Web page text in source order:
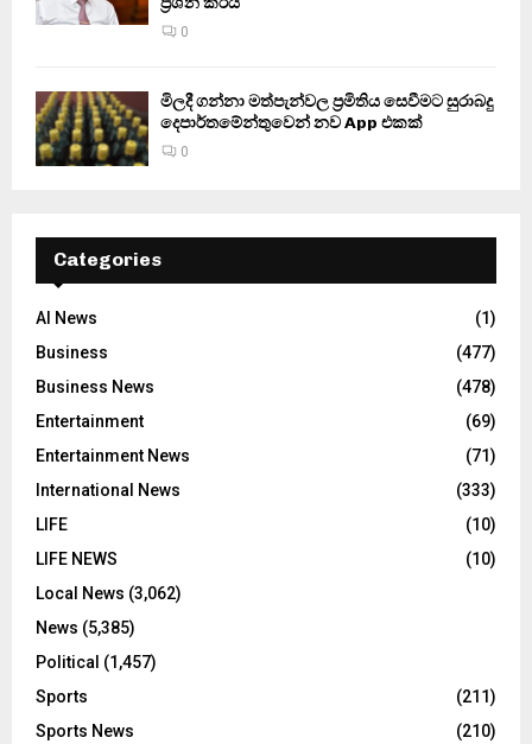
0
මිලදී ගන්නා මත්පැන්වල ප්‍රමිතිය සෙවීමට සුරාබදු
දෙපාර්තමේන්තුවෙන් නව App එකක්
0
Categories
AI News
(1)
Business
(477)
Business News
(478)
Entertainment
(69)
Entertainment News
(71)
International News
(333)
LIFE
(10)
LIFE NEWS
(10)
Local News (3,062)
News (5,385)
Political (1,457)
Sports
(211)
Sports News
(210)